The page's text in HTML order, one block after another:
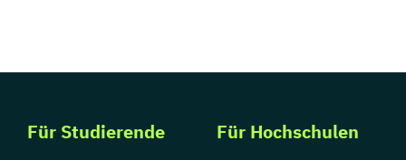
Für Studierende Für Hochschulen